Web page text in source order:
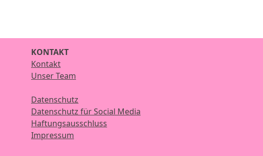
KONTAKT
Kontakt
Unser Team
Datenschutz
Datenschutz für Social Media
Haftungsausschluss
Impressum